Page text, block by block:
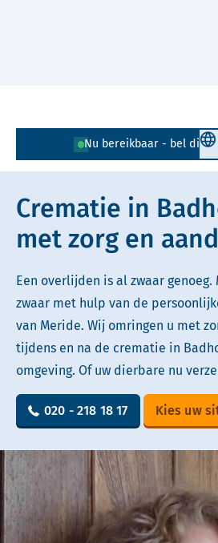
Nu bereikbaar - bel direct!
Lees voor Uitleg
Simpele tekst
Crematie in
met zorg en
Een overlijden is al zwaar
zwaar met hulp van de
van Meride. Wij omringen u met
tijdens en na de crematie in
omgeving. Of uw dierbare nu
020 - 218 18 17 Kies uw